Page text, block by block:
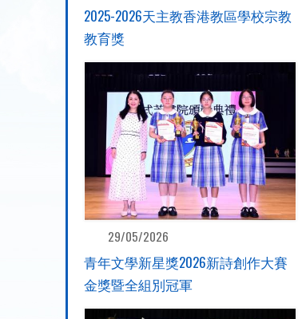
2025-2026天主教香港教區學校宗教
教育獎
29/05/2026
青年文學新星獎2026新詩創作大賽
金獎暨全組別冠軍